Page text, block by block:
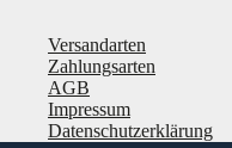
Versandarten
Zahlungsarten
AGB
Impressum
Datenschutzerklärung